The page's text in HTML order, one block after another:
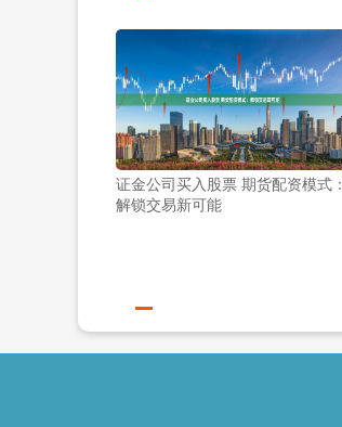
证金公司买入股票 期货配资模式：
解锁交易新可能